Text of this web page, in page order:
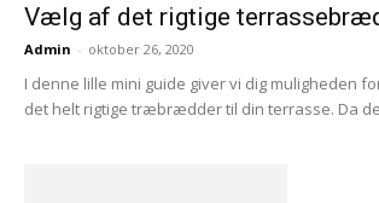
Vælg af det rigtige
Admin - oktober 26, 2020
I denne lille mini guide giver vi dig muligheden
det helt rigtige træbrædder til din terrasse. Da